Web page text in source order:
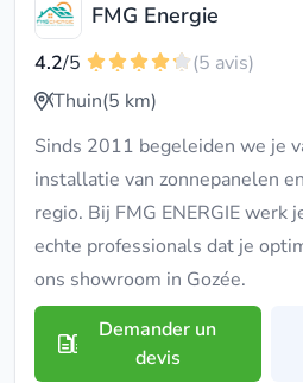
FMG Energie
4.2/5
(5 avis)
Thuin(5 km)
Sinds 2011 begeleiden we je
installatie van zonnepanelen
regio. Bij FMG ENERGIE werk
echte professionals dat je
ons showroom in Gozée.
Demander un
devis